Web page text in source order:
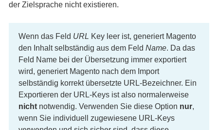
der Zielsprache nicht existieren.
Wenn das Feld URL Key leer ist, generiert Magento
den Inhalt selbständig aus dem Feld Name. Da das
Feld Name bei der Übersetzung immer exportiert
wird, generiert Magento nach dem Import
selbständig korrekt übersetzte URL-Bezeichner. Ein
Exportieren der URL-Keys ist also normalerweise
nichtnotwendig. Verwenden Sie diese Option nur,
wenn Sie individuell zugewiesene URL-Keys